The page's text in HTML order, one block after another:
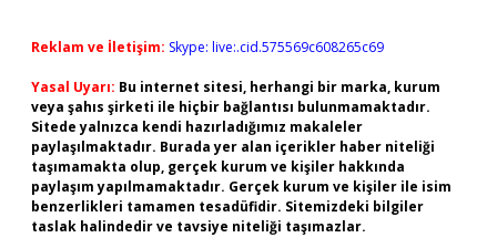
Reklam ve İletişim: Skype: live:.cid.575569c608265c69
Yasal Uyarı: Bu internet sitesi, herhangi bir marka, kurum
veya şahıs şirketi ile hiçbir bağlantısı bulunmamaktadır.
Sitede yalnızca kendi hazırladığımız makaleler
paylaşılmaktadır. Burada yer alan içerikler haber niteliği
taşımamakta olup, gerçek kurum ve kişiler hakkında
paylaşım yapılmamaktadır. Gerçek kurum ve kişiler ile isim
benzerlikleri tamamen tesadüfidir. Sitemizdeki bilgiler
taslak halindedir ve tavsiye niteliği taşımazlar.